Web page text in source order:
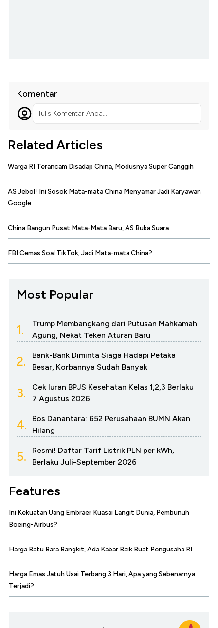
Komentar
Tulis Komentar Anda...
Related Articles
Warga RI Terancam Disadap China, Modusnya Super Canggih
AS Jebol! Ini Sosok Mata-mata China Menyamar Jadi Karyawan
Google
China Bangun Pusat Mata-Mata Baru, AS Buka Suara
FBI Cemas Soal TikTok, Jadi Mata-mata China?
Most Popular
1.
Trump Membangkang dari Putusan Mahkamah
Agung, Nekat Teken Aturan Baru
2.
Bank-Bank Diminta Siaga Hadapi Petaka
Besar, Korbannya Sudah Banyak
3.
Cek Iuran BPJS Kesehatan Kelas 1,2,3 Berlaku
7 Agustus 2026
4.
Bos Danantara: 652 Perusahaan BUMN Akan
Hilang
5.
Resmi! Daftar Tarif Listrik PLN per kWh,
Berlaku Juli-September 2026
Features
Ini Kekuatan Uang Embraer Kuasai Langit Dunia, Pembunuh
Boeing-Airbus?
Harga Batu Bara Bangkit, Ada Kabar Baik Buat Pengusaha RI
Harga Emas Jatuh Usai Terbang 3 Hari, Apa yang Sebenarnya
Terjadi?